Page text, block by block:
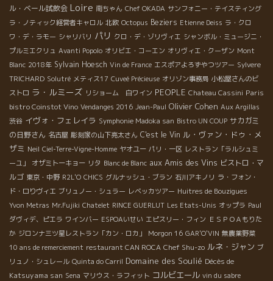
ル・ベール試飲会 Loire 南ちゃん Chef OKADA サンフォニー・テイスティング
ラ・ノティック経営者キャロル 北欧 Octopus Beziers Etienne Deiss ラ・クロ
ワ・デ・ラモー シャリバリ パリ クロ・デ・ゾリヴィエ シャンボル・ミュージニ・
プルミエクリュ Avanti Popolo オリビエ・コーエン オリヴィエ・クーザン Mont
Blanc 2018年 Sylvain Hoesch Vin de France エスポアよろずやつツアー Sylvere
TRICHARD Solutré メティス17 Cuveé Précieuse オリゾン事務局 小松屋さんのビ
ストロ ラ・ルミーズ リショーム 白ワイン PEOPLE Chateau Cassini Paris
bistro Coinstot Vino Vendanges 2016 Jean-Paul Olivier Cohen Aux Argillas
渋谷 イヴォ・フェレイラ Symphonie Madoka san Bistro UN COUP サカガミ
の日野さん 名古屋 彫刻家の山下亮太さん C'est le Vin ル・ヴァン・ドゥ・メ
ザミ Neil Ciel-Terre-Vigne-Homme ヤオユー パリ・一区 レストラン「ラルシュミ
ーユ」
オザミトーキョー リタ Blanc de Blanc aux Amis des Vins ビストロ・マ
ルゴ 東京・中野 R2L'O CHICS グルナッシュ・ブラン 石川アキノリ ラ・フォン・
ド・ロりヴィエ ブリュノー・シュラー レベッカツアー Huitres de Bouzigues
Yvon Metras Mr.Fujiki Chatelet RINCE GUERLUT Les Etats-Unis オップラ Paul
ダヴィデ、ピエラ ワインバー ESPOAいせい エピスリー・フィン ＥＳＰＯＡもりた
か ジロンナ三ツ星レストラン「カン・ロカ」 Morgon 16 GAR'O'VIN 無農薬野菜
10 ans de remerciement restaurant CAN ROCA Chef Shu-zo ルネ・ジャン ブ
リュノ・シュレール Quinta do Carril Domaine des Soulié Décès de
Katsuyama san Sena マリウス・ラフィット コルビエール vin du sabre